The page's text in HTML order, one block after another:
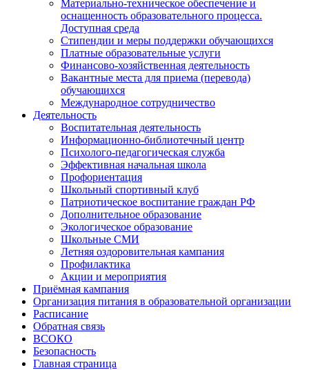
Материально-техническое обеспечение и
оснащенность образовательного процесса.
Доступная среда
Стипендии и меры поддержки обучающихся
Платные образовательные услуги
Финансово-хозяйственная деятельность
Вакантные места для приема (перевода)
обучающихся
Международное сотрудничество
Деятельность
Воспитательная деятельность
Информационно-библиотечный центр
Психолого-педагогическая служба
Эффективная начальная школа
Профориентация
Школьный спортивный клуб
Патриотическое воспитание граждан РФ
Дополнительное образование
Экологическое образование
Школьные СМИ
Летняя оздоровительная кампания
Профилактика
Акции и мероприятия
Приёмная кампания
Организация питания в образовательной организации
Расписание
Обратная связь
ВСОКО
Безопасность
Главная страница